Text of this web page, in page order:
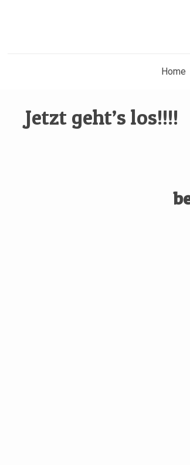
Home
Jetzt geht’s los!!!!